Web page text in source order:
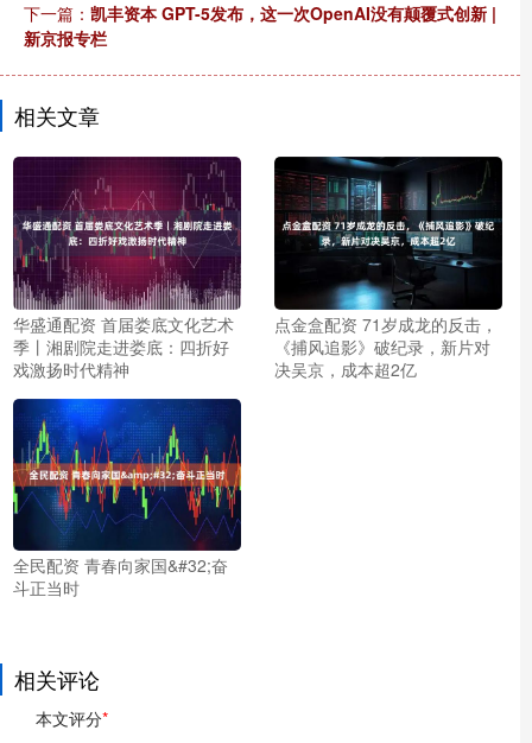
下一篇： 凯丰资本 GPT-5发布，这一次OpenAI没有颠覆式创新 |
新京报专栏
相关文章
华盛通配资 首届娄底文化艺术
季丨湘剧院走进娄底：四折好
戏激扬时代精神
点金盒配资 71岁成龙的反击，
《捕风追影》破纪录，新片对
决吴京，成本超2亿
全民配资 青春向家国&#32;奋
斗正当时
相关评论
本文评分*